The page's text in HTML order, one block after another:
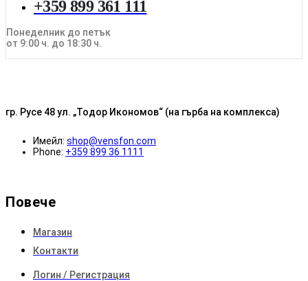
+359 899 361 111
Понеделник до петък
от 9:00 ч. до 18:30 ч.
гр. Русе 48 ул. „Тодор Икономов“ (на гърба на комплекса)
Имейл: shop@vensfon.com
Phone: +359 899 36 1111
Повече
Магазин
Контакти
Логин / Регистрация